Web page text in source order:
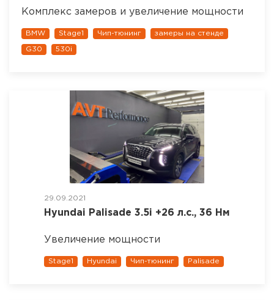
Комплекс замеров и увеличение мощности
BMW Stage1 Чип-тюнинг замеры на стенде
G30 530i
29.09.2021
Hyundai Palisade 3.5i +26 л.с., 36 Нм
Увеличение мощности
Stage1 Hyundai Чип-тюнинг Palisade